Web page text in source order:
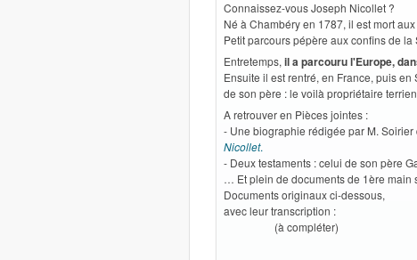
Connaissez-vous Joseph Nicollet ?
Né à Chambéry en 1787, il est mort
Petit parcours pépère aux confins de
Entretemps, il a parcouru l'Europe,
Ensuite il est rentré, en France, puis
de son père : le voilà propriétaire
A retrouver en Pièces jointes :
- Une biographie rédigée par M.
Nicollet.
- Deux testaments : celui de son père
… Et plein de documents de 1ère
Documents originaux ci-dessous,
avec leur
(à compléter)